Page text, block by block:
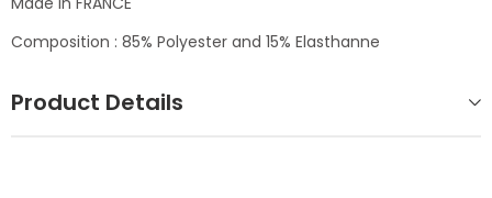
Composition : 85% Polyester and 15% Elasthanne
Product Details